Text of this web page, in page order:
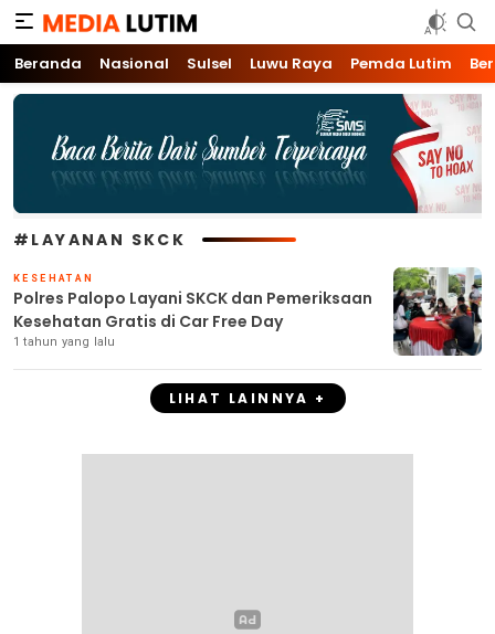
Media Lutim
Info untuk Lutim
Beranda Nasional Sulsel Luwu Raya Pemda Lutim
#LAYANAN SKCK
KESEHATAN
Polres Palopo Layani SKCK dan Pemeriksaan
Kesehatan Gratis di Car Free Day
1 tahun yang lalu
LIHAT LAINNYA +